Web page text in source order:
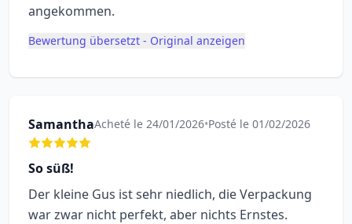
angekommen.
Bewertung übersetzt - Original anzeigen
SamanthaAcheté le 24/01/2026•Posté le 01/02/2026
So süß!
Der kleine Gus ist sehr niedlich, die Verpackung
war zwar nicht perfekt, aber nichts Ernstes.